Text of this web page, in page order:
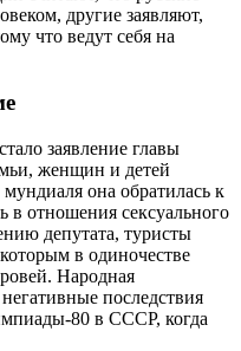
другие заявляют,
что ведут себя на
заявление главы
женщин и детей
она обратилась к
в отношения сексуального
депутата, туристы
в одиночестве
Народная
последствия
80 в СССР, когда